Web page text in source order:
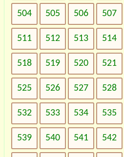
504 505 506 507
511 512 513 514
518 519 520 521
525 526 527 528
532 533 534 535
539 540 541 542